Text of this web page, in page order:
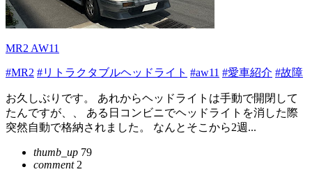
MR2 AW11
#MR2 #リトラクタブルヘッドライト #aw11 #愛車紹介 #故障
お久しぶりです。 あれからヘッドライトは手動で開閉して
たんですが、、 ある日コンビニでヘッドライトを消した際
突然自動で格納されました。 なんとそこから2週...
thumb_up 79
comment2